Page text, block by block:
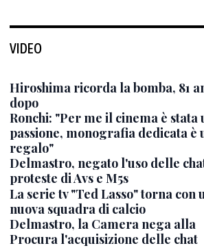
VIDEO
Hiroshima ricorda la bomba, 81
dopo
Ronchi: "Per me il cinema è stata
passione, monografia dedicata è
regalo"
Delmastro, negato l'uso delle
proteste di Avs e M5s
La serie tv "Ted Lasso" torna con
nuova squadra di calcio
Delmastro, la Camera nega alla
Procura l'acquisizione delle chat